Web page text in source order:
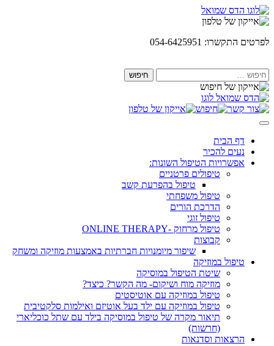
Skip
to
לפרטים התקשרו: 054-6425951
חיפוש:
דף הבית
נעים להכיר
אפשרויות הטיפול השונות:
טיפולים פרטניים
טיפול בהפרעת קשב
טיפול משפחתי
הדרכת הורים
טיפול זוגי
טיפול מרחוק -ONLINE THERAPY
קבוצות
שיפור מיומנויות חברתיות באמצעות מוזיקה ומשחק
טיפול במוזיקה
שיטת הטיפול במוסיקה
מוזיקה מוח ושיקום- מה הקשר? כיצד?
טיפול במוזיקה עם אוטיסטים
טיפול במוזיקה עם ילד בעל אוטיזם ואילמות סלקטיבית
תיאור מקרה של טיפול במוסיקה בילד עם שתל כוכליארי
(חרשות)
הרצאות וסדנאות